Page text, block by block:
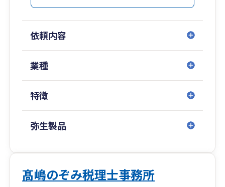
依頼内容
業種
特徴
弥生製品
髙嶋のぞみ税理士事務所